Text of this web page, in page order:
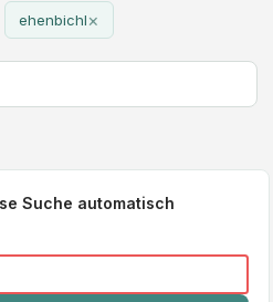
ehenbichl×
Suche automatisch